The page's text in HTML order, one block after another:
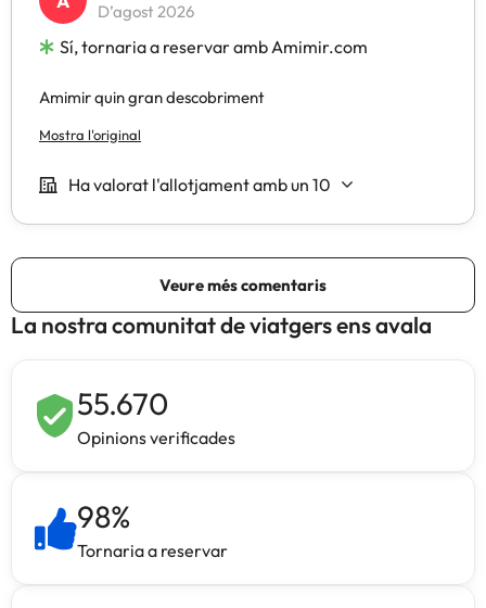
La nostra comunitat de viatgers ens avala
55.670
Opinions verificades
98%
Tornaria a reservar